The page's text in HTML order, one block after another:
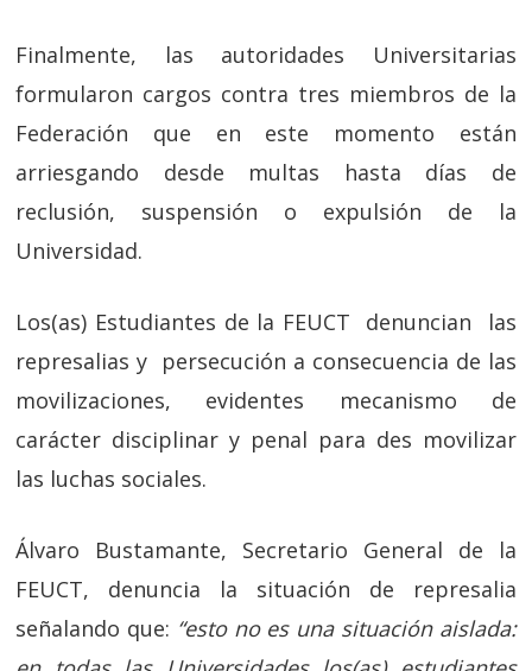
Finalmente, las autoridades Universitarias
formularon cargos contra tres miembros de la
Federación que en este momento están
arriesgando desde multas hasta días de
reclusión, suspensión o expulsión de la
Universidad.
Los(as) Estudiantes de la FEUCT denuncian las
represalias y persecución a consecuencia de las
movilizaciones, evidentes mecanismo de
carácter disciplinar y penal para des movilizar
las luchas sociales.
Álvaro Bustamante, Secretario General de la
FEUCT, denuncia la situación de represalia
señalando que: “esto no es una situación aislada: